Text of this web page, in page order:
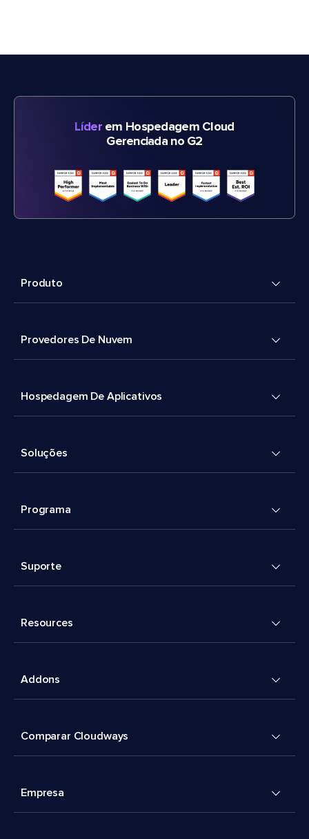
Líderem Hospedagem Cloud
Gerenciada no G2
Produto
Provedores De Nuvem
Hospedagem De Aplicativos
Soluções
Programa
Suporte
Resources
Addons
Comparar Cloudways
Empresa